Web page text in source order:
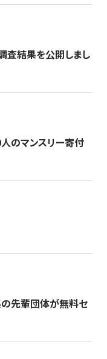
査結果を公開しまし
人のマンスリー寄付
の先輩団体が無料セ